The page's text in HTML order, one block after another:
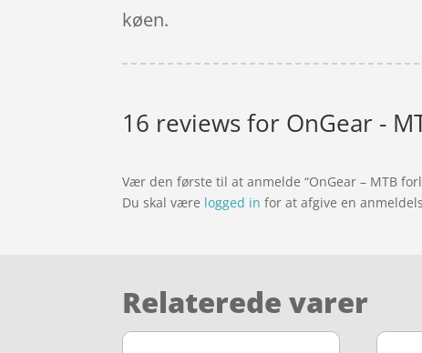
køen.
16 reviews for OnGear -
Vær den første til at anmelde “OnGear – MTB
Du skal være logged in for at afgive en
Relaterede varer